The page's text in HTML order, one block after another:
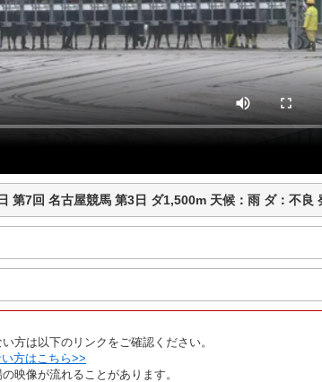
第7回 名古屋競馬 第3日 ダ1,500m 天候：雨 ダ：不
方は以下のリンクをご確認ください。
方はこちら>>
映像が流れることがあります。